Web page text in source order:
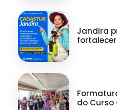
Jandira
fortalecer
do Curso